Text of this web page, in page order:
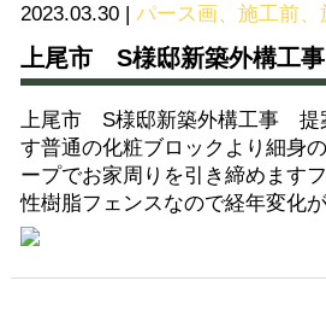
2023.03.30 |パース画、施工前
上尾市 S様邸新築外構工
上尾市 S様邸新築外構工事 提
す普通の化粧ブロックより細身
ープでお家周りを引き締めます
性樹脂フェンスなので経年変化